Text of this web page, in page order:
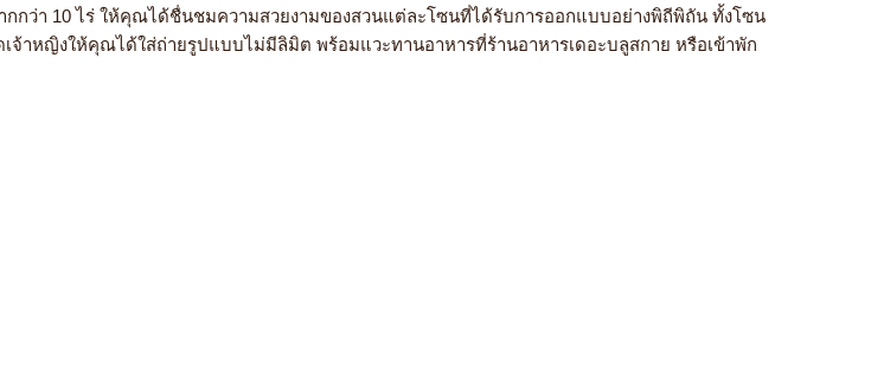
กกว่า 10 ไร่ ให้คุณได้ชื่นชมความสวยงามของสวนแต่ละโซนที่ได้รับการออกแบบอย่างพิถีพิถัน ทั้งโซน
าหญิงให้คุณได้ใส่ถ่ายรูปแบบไม่มีลิมิต พร้อมแวะทานอาหารที่ร้านอาหารเดอะบลูสกาย หรือเข้าพัก